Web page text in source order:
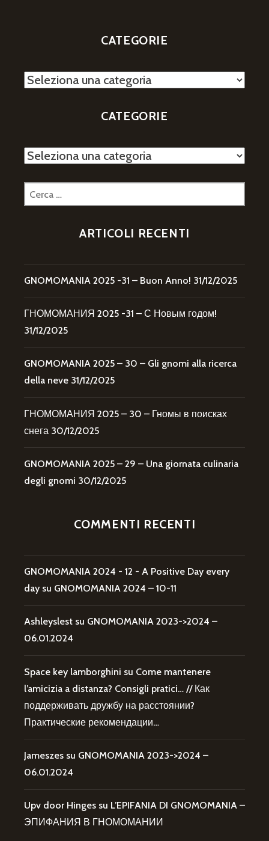
CATEGORIE
Categorie
CATEGORIE
Categorie
Ricerca
per:
ARTICOLI RECENTI
GNOMOMANIA 2025 -31 – Buon Anno! 31/12/2025
ГНОМОМАНИЯ 2025 -31 – С Новым годом!
31/12/2025
GNOMOMANIA 2025 – 30 – Gli gnomi alla ricerca
della neve 31/12/2025
ГНОМОМАНИЯ 2025 – 30 – Гномы в поисках
снега 30/12/2025
GNOMOMANIA 2025 – 29 – Una giornata culinaria
degli gnomi 30/12/2025
COMMENTI RECENTI
GNOMOMANIA 2024 - 12 - A Positive Day every
day su GNOMOMANIA 2024 – 10-11
Ashleyslest su GNOMOMANIA 2023->2024 –
06.01.2024
Space key lamborghini su Come mantenere
l’amicizia a distanza? Consigli pratici… // Как
поддерживать дружбу на расстоянии?
Практические рекомендации…
Jameszes su GNOMOMANIA 2023->2024 –
06.01.2024
Upv door Hinges su L’EPIFANIA DI GNOMOMANIA –
ЭПИФАНИЯ В ГНОМОМАНИИ